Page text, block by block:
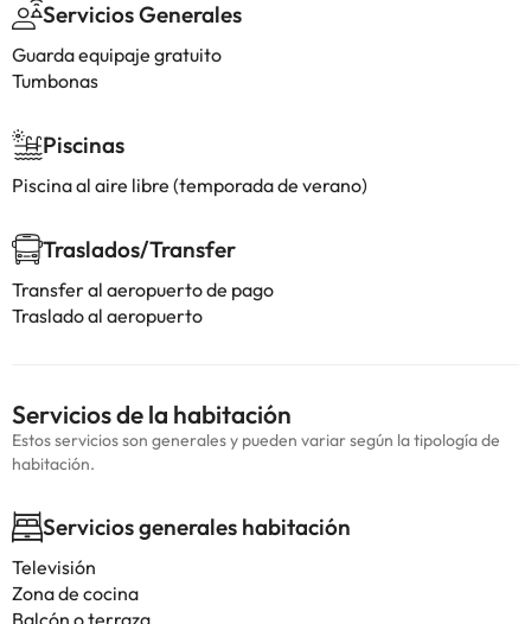
Servicios Generales
Guarda equipaje gratuito
Tumbonas
Piscinas
Piscina al aire libre (temporada de verano)
Traslados/Transfer
Transfer al aeropuerto de pago
Traslado al aeropuerto
Servicios de la habitación
Estos servicios son generales y pueden variar según la tipología de
habitación.
Servicios generales habitación
Televisión
Zona de cocina
Balcón o terraza